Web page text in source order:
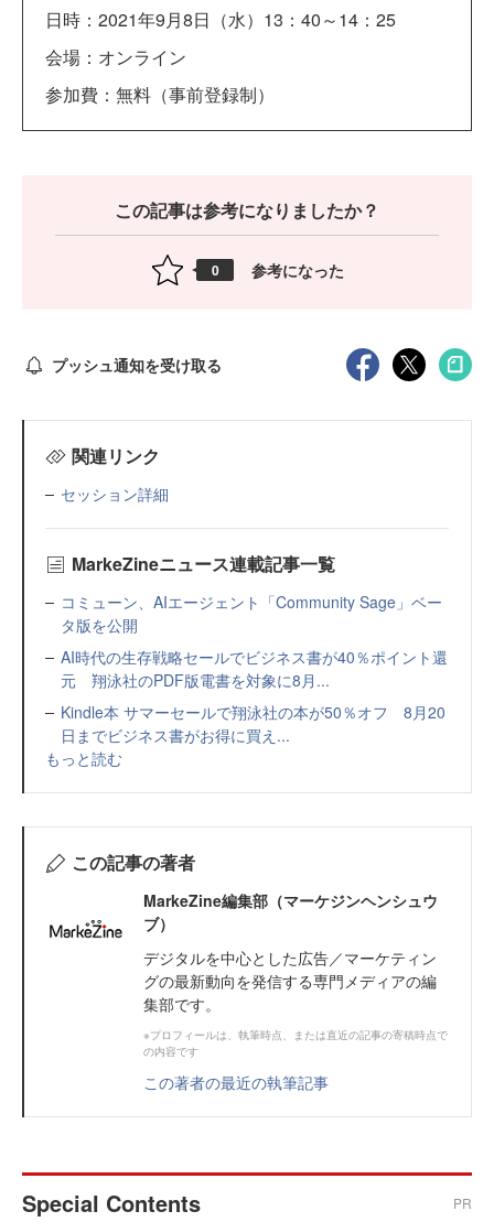
日時：2021年9月8日（水）13：40～14：25
会場：オンライン
参加費：無料（事前登録制）
この記事は参考になりましたか？
0 参考になった
プッシュ通知を受け取る
関連リンク
セッション詳細
MarkeZineニュース連載記事一覧
コミューン、AIエージェント「Community Sage」ベー
タ版を公開
AI時代の生存戦略セールでビジネス書が40％ポイント還
元 翔泳社のPDF版電書を対象に8月...
Kindle本 サマーセールで翔泳社の本が50％オフ 8月20
日までビジネス書がお得に買え...
もっと読む
この記事の著者
MarkeZine編集部（マーケジンヘンシュウ
ブ）
デジタルを中心とした広告／マーケティン
グの最新動向を発信する専門メディアの編
集部です。
※プロフィールは、執筆時点、または直近の記事の寄稿時点で
の内容です
この著者の最近の執筆記事
Special Contents PR